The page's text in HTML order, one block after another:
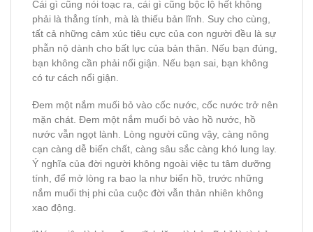
Cái gì cũng nói toạc ra, cái gì cũng bộc lộ hết không
phải là thẳng tính, mà là thiếu bản lĩnh. Suy cho cùng,
tất cả những cảm xúc tiêu cực của con người đều là sự
phẫn nộ dành cho bất lực của bản thân. Nếu bạn đúng,
bạn không cần phải nổi giận. Nếu bạn sai, bạn không
có tư cách nổi giận.
Đem một nắm muối bỏ vào cốc nước, cốc nước trở nên
mặn chát. Đem một nắm muối bỏ vào hồ nước, hồ
nước vẫn ngọt lành. Lòng người cũng vậy, càng nông
cạn càng dễ biến chất, càng sâu sắc càng khó lung lay.
Ý nghĩa của đời người không ngoài việc tu tâm dưỡng
tính, để mở lòng ra bao la như biển hồ, trước những
nắm muối thị phi của cuộc đời vẫn thản nhiên không
xao động.